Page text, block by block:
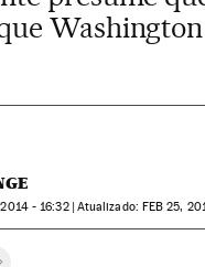
- 16:32 atualizado: FEB 25,